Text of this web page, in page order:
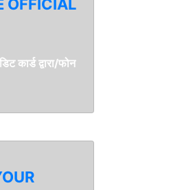
OFFICIAL
कार्ड द्वारा/फोन